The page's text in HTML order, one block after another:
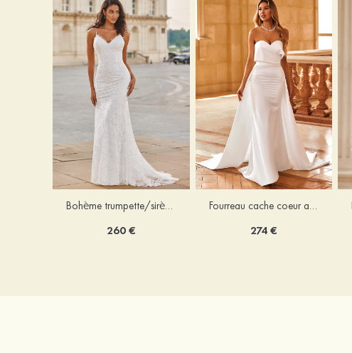
Bohème trumpette/sirène col en v dentelle traîne balayage robe de mariée
260 €
Fourreau cache coeur amovible/abattable satin robe de mariée
274 €